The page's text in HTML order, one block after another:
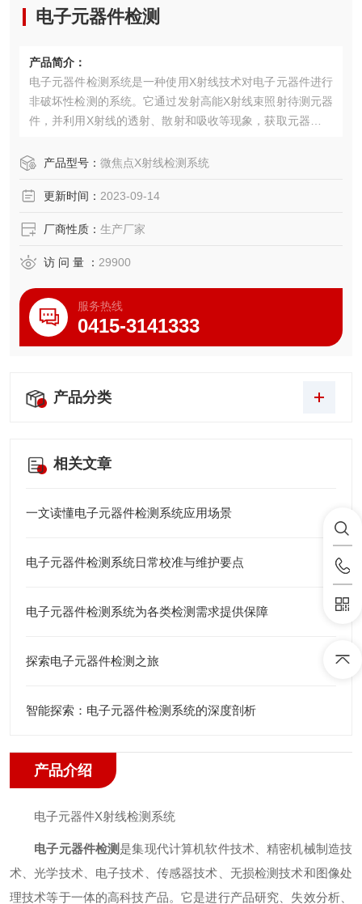
电子元器件检测
产品简介：
电子元器件检测系统是一种使用X射线技术对电子元器件进行
非破坏性检测的系统。它通过发射高能X射线束照射待测元器
件，并利用X射线的透射、散射和吸收等现象，获取元器件内
产品型号： 微焦点X射线检测系统
更新时间： 2023-09-14
厂商性质： 生产厂家
访 问 量 ： 29900
服务热线
0415-3141333
产品分类
相关文章
一文读懂电子元器件检测系统应用场景
电子元器件检测系统日常校准与维护要点
电子元器件检测系统为各类检测需求提供保障
探索电子元器件检测之旅
智能探索：电子元器件检测系统的深度剖析
产品介绍
电子元器件X射线检测系统
电子元器件检测 是集现代计算机软件技术、精密机械制造技
术、光学技术、电子技术、传感器技术、无损检测技术和图像处
理技术等于一体的高科技产品。它是进行产品研究、失效分析、